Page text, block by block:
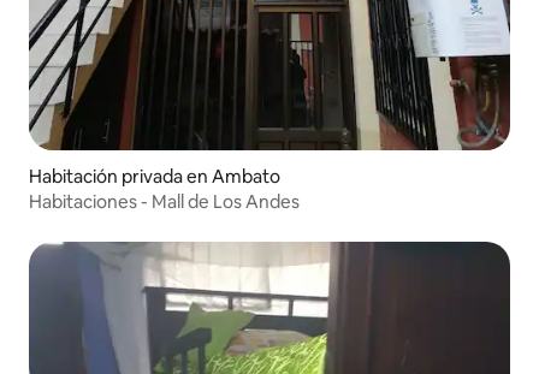
Habitación privada en Ambato
Habitaciones - Mall de Los Andes